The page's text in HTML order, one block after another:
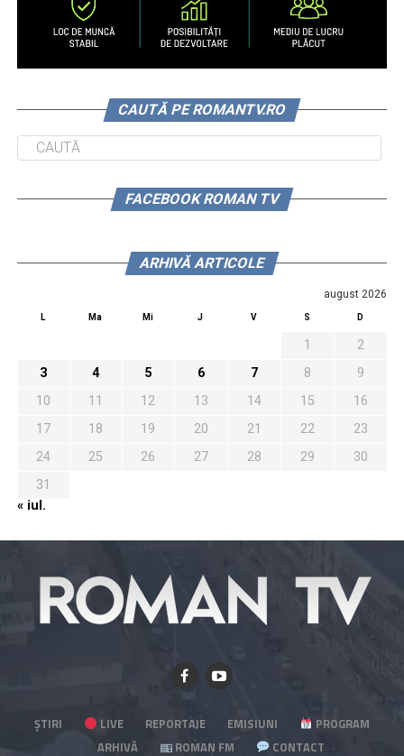
CAUTĂ PE ROMANTV.RO
FACEBOOK ROMAN TV
ARHIVĂ ARTICOLE
august 2026
L Ma Mi J V S D
1
2
3
4 5 6 7 8
9
10
11 12 13 14 15
16
17
18 19 20 21 22
23
24
25 26 27 28 29
30
31
« iul.
ȘTIRI LIVE REPORTAJE EMISIUNI
PROGRAM
ARHIVĂ
ROMAN FM CONTACT